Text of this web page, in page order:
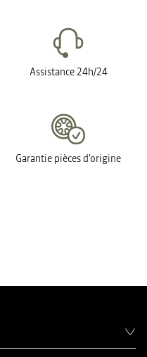
Assistance 24h/24
Garantie pièces d'origine